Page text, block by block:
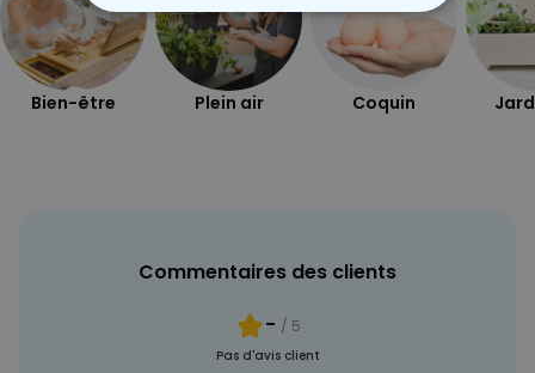
Bien-être Plein air Coquin
Commentaires des clients
- / 5
Pas d'avis client
STRICTEMENT NÉCESSAIRE
PERFORMANCE